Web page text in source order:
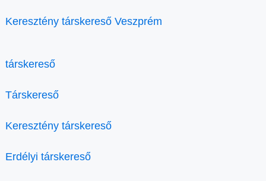
Keresztény társkereső Veszprém
társkereső
Társkereső
Keresztény társkereső
Erdélyi társkereső